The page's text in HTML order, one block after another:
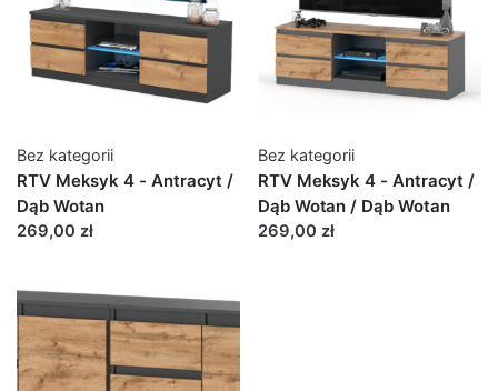
Bez kategorii
RTV Meksyk 4 - Antracyt /
Dąb Wotan
269,00 zł
Bez kategorii
RTV Meksyk 4 - Antracyt /
Dąb Wotan / Dąb Wotan
269,00 zł